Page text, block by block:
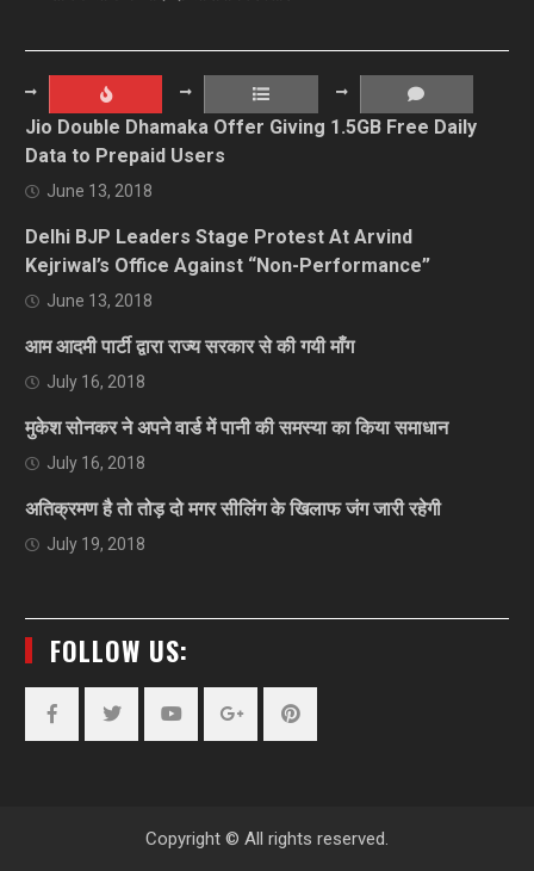
Jio Double Dhamaka Offer Giving 1.5GB Free Daily
Data to Prepaid Users
June 13, 2018
Delhi BJP Leaders Stage Protest At Arvind
Kejriwal’s Office Against “Non-Performance”
June 13, 2018
आम आदमी पार्टी द्वारा राज्य सरकार से की गयी माँग
July 16, 2018
मुकेश सोनकर ने अपने वार्ड में पानी की समस्या का किया समाधान
July 16, 2018
अतिक्रमण है तो तोड़ दो मगर सीलिंग के खिलाफ जंग जारी रहेगी
July 19, 2018
FOLLOW US:
Copyright © All rights reserved.